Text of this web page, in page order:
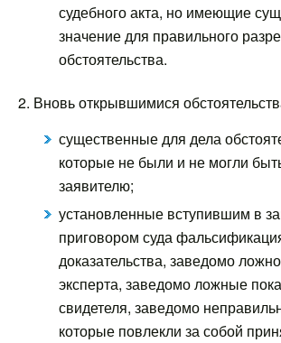
судебного акта, но имеющие
значение для правильного
обстоятельства.
2. Вновь открывшимися
существенные для дела
которые не были и не могли
заявителю;
установленные вступившим в
приговором суда
доказательства, заведомо
эксперта, заведомо ложные
свидетеля, заведомо
которые повлекли за собой